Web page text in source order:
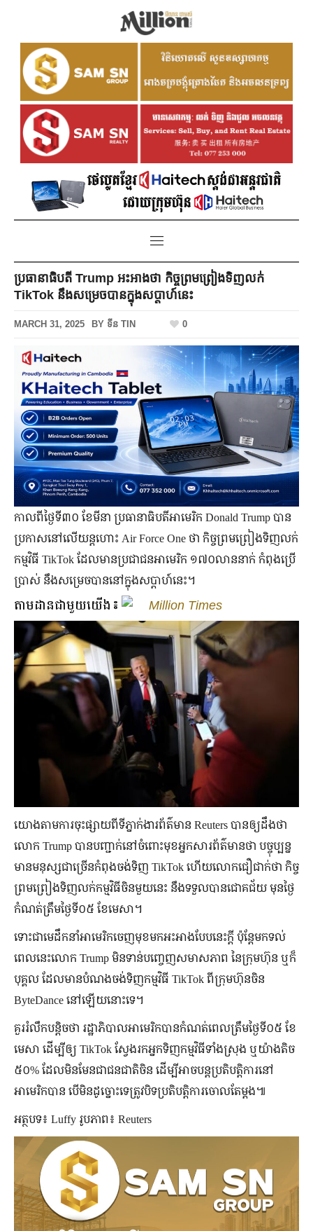
ប្រធានាធិបតី Trump អះអាងថា កិច្ចព្រមព្រៀងទិញលក់
TikTok នឹងសម្រេចបានក្នុងសប្ដាហ៍នេះ
MARCH 31, 2025 BY ទីន TIN 0
កាលពីថ្ងៃទី៣០ ខែមីនា ប្រធានាធិបតីអាមេរិក Donald Trump បាន
ប្រកាសនៅលើយន្តហោះ Air Force One ថា កិច្ចព្រមព្រៀងទិញលក់
កម្មវិធី TikTok ដែលមានប្រជាជនអាមេរិក ១៧០លាននាក់ កំពុងប្រើ
ប្រាស់ នឹងសម្រេចបាននៅក្នុងសប្ដាហ៍នេះ។
តាមដានជាមួយយើង៖ Million Times
យោងតាមការចុះផ្សាយពីទីភ្នាក់ងារព័ត៌មាន Reuters បានឲ្យដឹងថា
លោក Trump បានបញ្ជាក់នៅចំពោះមុខអ្នកសារព័ត៌មានថា បច្ចុប្បន្ន
មានមនុស្សជាច្រើនកំពុងចង់ទិញ TikTok ហើយលោកជឿជាក់ថា កិច្ច
ព្រមព្រៀងទិញលក់កម្មវិធីចិនមួយនេះ នឹងទទួលបានជោគជ័យ មុនថ្ងៃ
កំណត់ត្រឹមថ្ងៃទី០៥ ខែមេសា។
ទោះជាមេដឹកនាំអាមេរិកចេញមុខមកអះអាងបែបនេះក្ដី ប៉ុន្តែមកទល់
ពេលនេះលោក Trump មិនទាន់បញ្ចេញសមាសភាព នៃក្រុមហ៊ុន ឬក៏
បុគ្គល ដែលមានបំណងចង់ទិញកម្មវិធី TikTok ពីក្រុមហ៊ុនចិន
ByteDance នៅឡើយនោះទេ។
គួររំលឹកបន្តិចថា រដ្ឋាភិបាលអាមេរិកបានកំណត់ពេលត្រឹមថ្ងៃទី០៥ ខែ
មេសា ដើម្បីឲ្យ TikTok ស្វែងរកអ្នកទិញកម្មវិធីទាំងស្រុង ឬយ៉ាងតិច
៥០% ដែលមិនមែនជាជនជាតិចិន ដើម្បីអាចបន្តប្រតិបត្តិការនៅ
អាមេរិកបាន បើមិនដូច្នោះទេត្រូវបិទប្រតិបត្តិការចោលតែម្ដង៕
អត្ថបទ៖ Luffy រូបភាព៖ Reuters